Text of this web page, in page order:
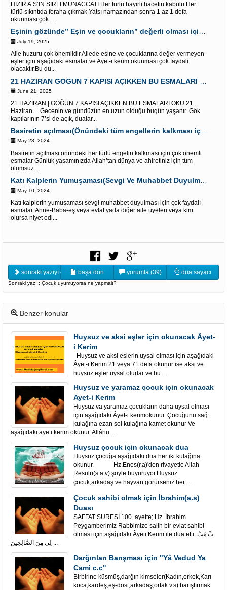
HIZIR A.S’IN SIRLI MÜNACCATI Her türlü hayırlı hacetin kabulü Her
türlü sıkıntıda feraha çıkmak Yatsı namazından sonra 1 az 1 defa
okunması çok ...
July 19, 2025
Aile huzuru çok önemlidir.Ailede eşine ve çocuklarına değer vermeyen
eşler için aşağıdaki esmalar ve Ayet-i kerim okunması çok faydalı
olacaktır.Bu du...
June 21, 2025
21 HAZİRAN | GÖĞÜN 7 KAPISI AÇIKKEN BU ESMALARI OKU 21
Haziran… Gecenin ve gündüzün en uzun olduğu bugün yaşanır. Gök
kapılarının 7’si de açık, dualar...
May 28, 2024
Basiretin açılması önündeki her türlü engelin kalkması için çok önemli
esmalar Günlük yaşamınızda Allah’tan dünya ve ahiretiniz için tüm
olumsuz...
May 10, 2024
Katı kalplerin yumuşaması sevgi muhabbet duyulması için çok faydalı
esmalar. Anne-Baba-eş veya evlat yada diğer aile üyeleri veya kim
olursa niyet edi...
sonraki yazıyı oku başa dön yorumla (39) dua sayacı
Sonraki yazı : Çocuk uyumuyorsa ne yapmalı?
Benzer konular
Huysuz ve aksi eşler için okunacak Âyet-
i Kerim
Huysuz ve aksi eşlerin uysal olması için aşağıdaki
Âyet-i Kerim 21 veya 71 defa okunur ise aksi ve
huysuz eşler uysal olurlar ve bu ...
Huysuz ve yaramaz çocuk için okunacak
Ayet-i Kerim
Huysuz va yaramaz çocukların daha uysal olması
için aşağıdaki Âyet-i kerimokunur. Çocuğunu sağ
kulağına ezan sol kulağına kamet okunur Ve
aşağıdaki ayeti kerim okunur. Allâhu ...
Huysuz çocuk için okunacak dua
Huysuz çocuğa aşağıdaki dua her iki kulağına
okunur. Hz.Enes(r.a)'den rivayetle Allah
Resulü(s.a.v) şöyle buyuruyor.Huysuz
çocuk,arkadaş ve hayvan görürseniz her ...
Çocuk sahibi olmak için İbrahim(a.s)
Duası
SAFFAT SURESİ 100. ayette; Hz. İbrahim
Peygamberimiz Rabbimize salih bir evlat sahibi
olması için aşağıdaki Âyeti Kerim ile dua etti. بِّ هَبْ
لِي مِنَ الصَّالِحِينَ ...
Darğınları Barışması için "Yâ Vedud Ya
Cami c.c"
Birbirine küsmüş,darğın kimseler(Kadın,erkek,Karı-
koca,kardeş,eş-dost,arkadaş,ortak v.s) barıştırmak